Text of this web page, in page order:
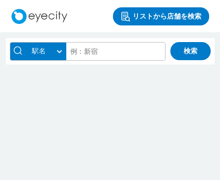
リストから店舗を検索
駅名 検索